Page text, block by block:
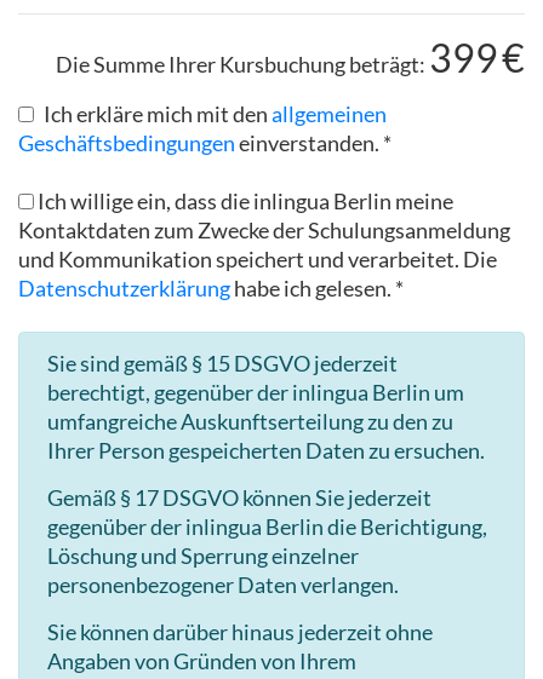
Die Summe Ihrer Kursbuchung beträgt: 399€
Ich erkläre mich mit denallgemeinen
Geschäftsbedingungeneinverstanden. *
Ich willige ein, dass die inlingua Berlin meine
Kontaktdaten zum Zwecke der Schulungsanmeldung
und Kommunikation speichert und verarbeitet. Die
Datenschutzerklärunghabe ich gelesen. *
Sie sind gemäß § 15 DSGVO jederzeit
berechtigt, gegenüber der inlingua Berlin um
umfangreiche Auskunftserteilung zu den zu
Ihrer Person gespeicherten Daten zu ersuchen.
Gemäß § 17 DSGVO können Sie jederzeit
gegenüber der inlingua Berlin die Berichtigung,
Löschung und Sperrung einzelner
personenbezogener Daten verlangen.
Sie können darüber hinaus jederzeit ohne
Angaben von Gründen von Ihrem